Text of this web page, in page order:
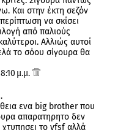
Και στην έκτη σεζόν
να σκίσει
από παλιούς
Αλλιώς αυτοί
το σόου σίγουρα θα
μ.μ.
ενα big brother που
απαρατηρητο δεν
το yfsf αλλά